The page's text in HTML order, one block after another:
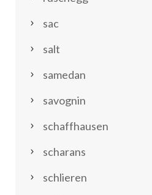
sac
salt
samedan
savognin
schaffhausen
scharans
schlieren